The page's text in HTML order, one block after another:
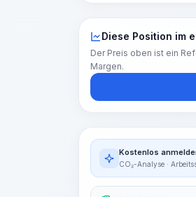
Diese Position im
Der Preis oben ist ein
Margen.
Kostenlos
CO₂-Analyse ·